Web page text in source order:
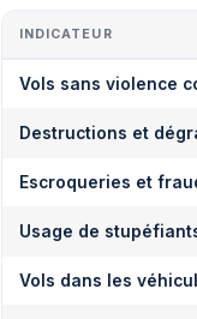
INDICATEUR
Vols sans violence
Destructions et
Escroqueries et
Usage de
Vols dans les